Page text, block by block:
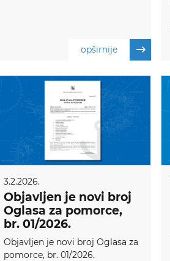
opširnije
3.2.2026.
Objavljen je novi broj
Oglasa za pomorce,
br. 01/2026.
Objavljen je novi broj Oglasa za
pomorce, br. 01/2026.